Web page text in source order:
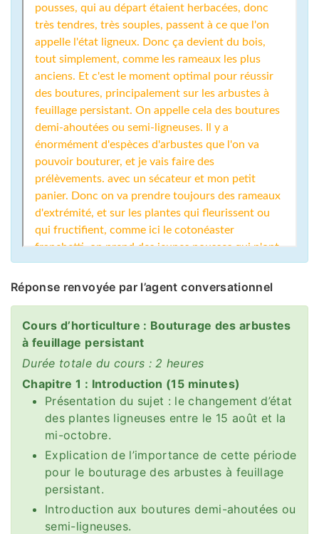
Réponse renvoyée par l’agent conversationnel
Cours d’horticulture : Bouturage des arbustes
à feuillage persistant
Durée totale du cours : 2 heures
Chapitre 1 : Introduction (15 minutes)
Présentation du sujet : le changement d’état
des plantes ligneuses entre le 15 août et la
mi-octobre.
Explication de l’importance de cette période
pour le bouturage des arbustes à feuillage
persistant.
Introduction aux boutures demi-ahoutées ou
semi-ligneuses.